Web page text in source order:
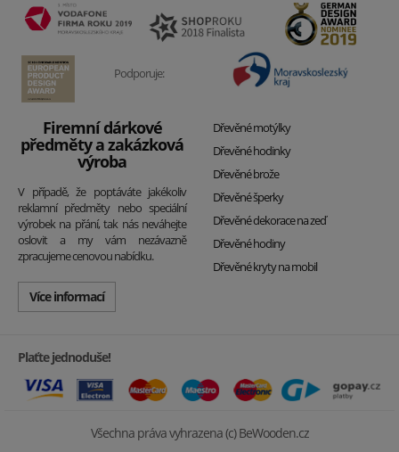
Podporuje:
Firemní dárkové
předměty a zakázková
výroba
V případě, že poptáváte jakékoliv
reklamní předměty nebo speciální
výrobek na přání, tak nás neváhejte
oslovit a my vám nezávazně
zpracujeme cenovou nabídku.
Více informací
Dřevěné motýlky
Dřevěné hodinky
Dřevěné brože
Dřevěné šperky
Dřevěné dekorace na zeď
Dřevěné hodiny
Dřevěné kryty na mobil
Plaťte jednoduše!
Všechna práva vyhrazena (c) BeWooden.cz